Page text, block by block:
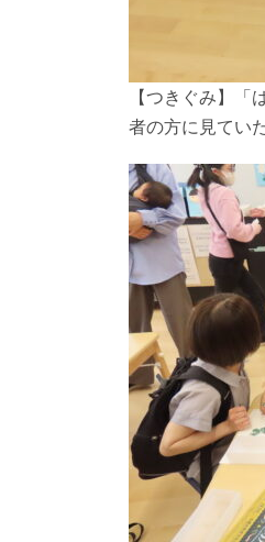
【つきぐみ】
者の方に見てい